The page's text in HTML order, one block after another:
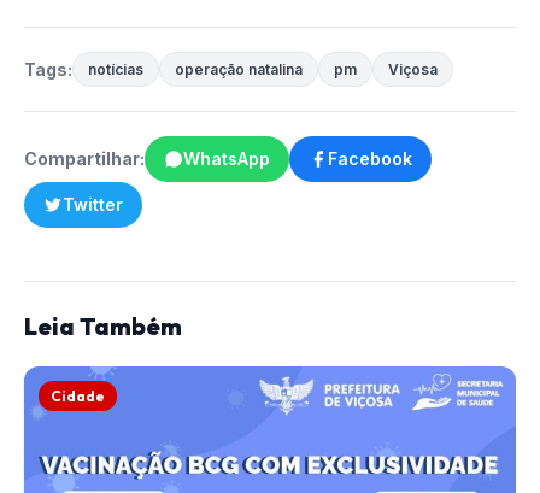
Tags: notícias operação natalina pm Viçosa
Compartilhar: WhatsApp Facebook
Twitter
Leia Também
Cidade